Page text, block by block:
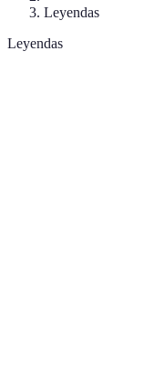
Leyendas
Leyendas